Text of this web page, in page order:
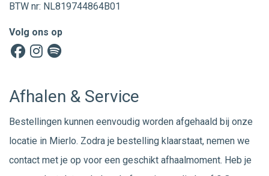
BTW nr: NL819744864B01
Volg ons op
Afhalen & Service
Bestellingen kunnen eenvoudig worden afgehaald bij onze
locatie in Mierlo. Zodra je bestelling klaarstaat, nemen we
contact met je op voor een geschikt afhaalmoment. Heb je